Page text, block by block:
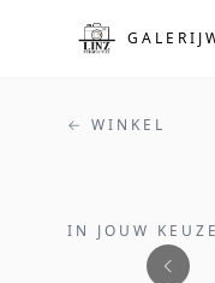
GALERIJ
← WINKEL
IN JOUW KEUZE